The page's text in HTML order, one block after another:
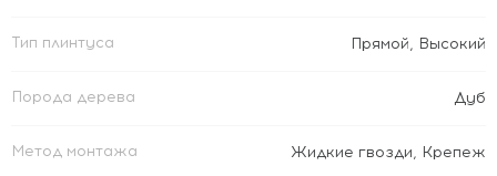
Тип плинтуса Прямой, Высокий
Порода дерева Дуб
Метод монтажа Жидкие гвозди, Крепеж